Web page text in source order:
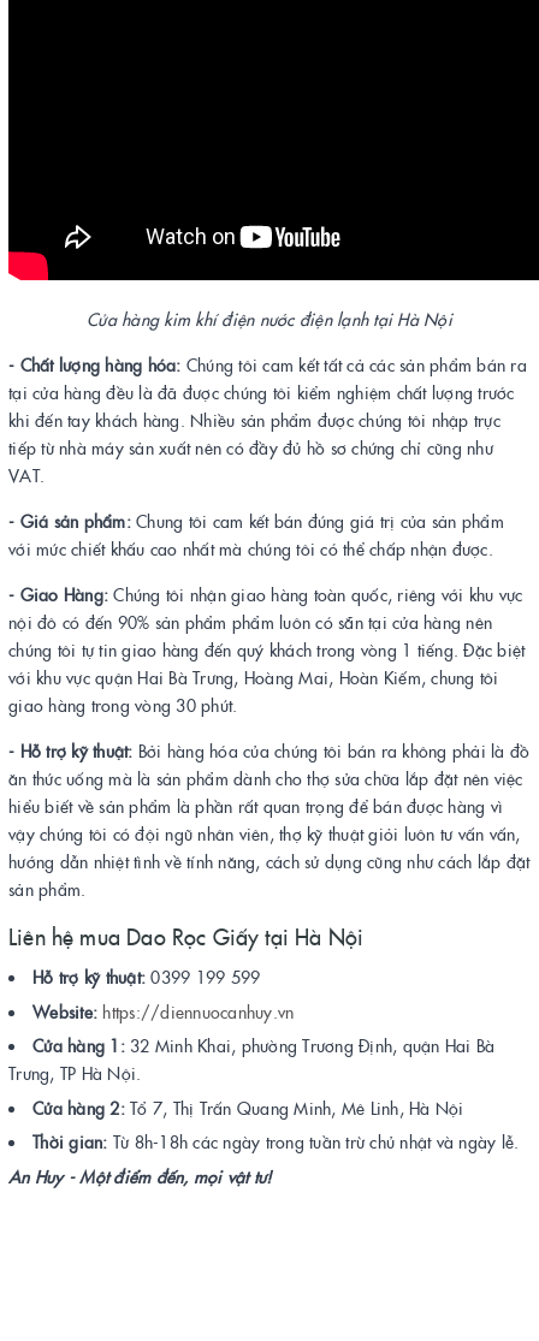
Cửa hàng kim khí điện nước điện lạnh tại Hà Nội
- Chất lượng hàng hóa: Chúng tôi cam kết tất cả các sản phẩm bán ra
tại cửa hàng đều là đã được chúng tôi kiểm nghiệm chất lượng trước
khi đến tay khách hàng. Nhiều sản phẩm được chúng tôi nhập trực
tiếp từ nhà máy sản xuất nên có đầy đủ hồ sơ chứng chỉ cũng như
VAT.
- Giá sản phẩm:Chung tôi cam kết bán đúng giá trị của sản phẩm
với mức chiết khấu cao nhất mà chúng tôi có thể chấp nhận được.
- Giao Hàng: Chúng tôi nhận giao hàng toàn quốc, riêng với khu vực
nội đô có đến 90% sản phẩm phẩm luôn có sẵn tại cửa hàng nên
chúng tôi tự tin giao hàng đến quý khách trong vòng 1 tiếng. Đặc biệt
với khu vực quận Hai Bà Trưng, Hoàng Mai, Hoàn Kiếm, chung tôi
giao hàng trong vòng 30 phút.
- Hỗ trợ kỹ thuật: Bởi hàng hóa của chúng tôi bán ra không phải là đồ
ăn thức uống mà là sản phẩm dành cho thợ sửa chữa lắp đặt nên việc
hiểu biết về sản phẩm là phần rất quan trọng để bán được hàng vì
vậy chúng tôi có đội ngũ nhân viên, thợ kỹ thuật giỏi luôn tư vấn vấn,
hướng dẫn nhiệt tình về tính năng, cách sử dụng cũng như cách lắp đặt
sản phẩm.
Liên hệ mua Dao Rọc Giấy tại Hà Nội
Hỗ trợ kỹ thuật: 0399 199 599
Website: https://diennuocanhuy.vn
Cửa hàng 1: 32 Minh Khai, phường Trương Định, quận Hai Bà
Trưng, TP Hà Nội.
Cửa hàng 2: Tổ 7, Thị Trấn Quang Minh, Mê Linh, Hà Nội
Thời gian: Từ 8h-18h các ngày trong tuần trừ chủ nhật và ngày lễ.
An Huy - Một điểm đến, mọi vật tư!